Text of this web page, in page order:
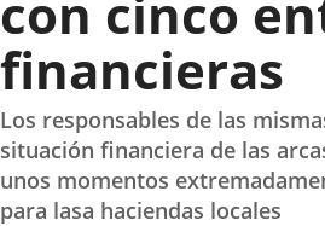
con cinco
financieras
Los responsables de las
situación financiera de las
unos momentos
para lasa haciendas locales